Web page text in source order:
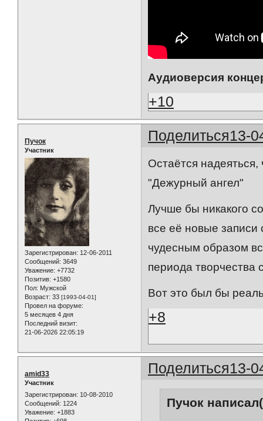
Аудиоверсия
+10
Поделиться13-
Пучок
Участник
Зарегистрирован: 12-06-2011
Сообщений: 3649
Уважение: +7732
Позитив: +1580
Пол: Мужской
Возраст: 33 [1993-04-01]
Провел на форуме:
5 месяцев 4 дня
Последний визит:
21-06-2026 22:05:19
Остаётся надеяться,
"Дежурный ангел"
Лучше бы никакого
все её новые
чудесным образом
периода творчества
Вот это был бы
+8
Поделиться13-
amid33
Участник
Зарегистрирован: 10-08-2010
Сообщений: 1224
Уважение: +1883
Пучок